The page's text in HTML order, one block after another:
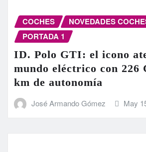
COCHES
NOVEDADES
PORTADA 1
ID. Polo GTI: el icono
mundo eléctrico con 226
km de autonomía
José Armando Gómez May